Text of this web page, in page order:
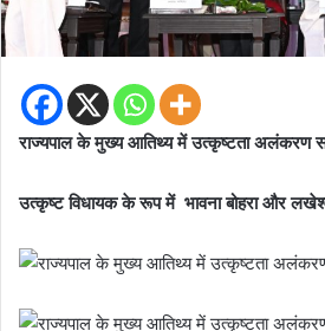
राज्यपाल के मुख्य आतिथ्य में उत्कृष्टता अलंकरण
उत्कृष्ट विधायक के रूप में भावना बोहरा और